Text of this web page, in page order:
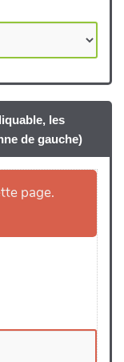
pour
des engrais
d'atténuation
les
de gauche)